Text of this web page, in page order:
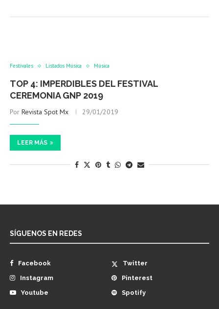
Festivales Listados Música Música
TOP 4: IMPERDIBLES DEL FESTIVAL
CEREMONIA GNP 2019
Por Revista Spot Mx 29/01/2019
LEER MÁS
SÍGUENOS EN REDES
Facebook
Twitter
Instagram
Pinterest
Youtube
Spotify